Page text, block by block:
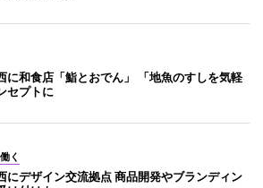
に和食店「鮨とおでん」 「地魚のすしを気軽
セプトに
く
にデザイン交流拠点 商品開発やブランディン